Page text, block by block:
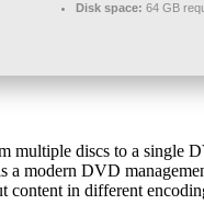
Disk space: 64 GB
multiple discs to a single
modern DVD
content in different